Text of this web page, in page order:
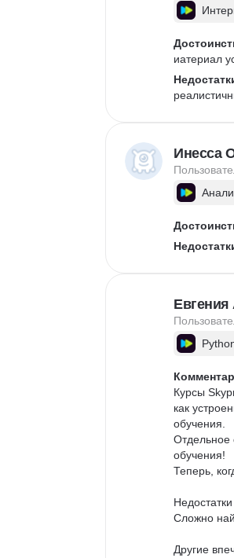
иатериал
Инесса
Евгения
Курсы
как
обучения.
Отдельное
обучения!
Теперь,
Недостатки
Сложно
Другие